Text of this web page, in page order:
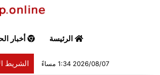
الرئيسة أخبار
2026/08/07 1:34 مساءً الشريط